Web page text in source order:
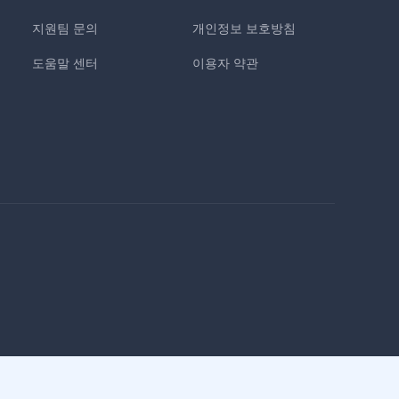
지원팀 문의
도움말 센터
개인정보 보호방침
이용자 약관